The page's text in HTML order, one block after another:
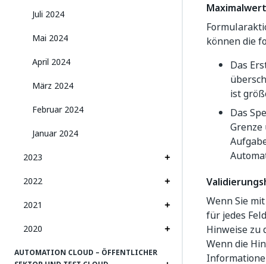
Juli 2024
Mai 2024
April 2024
März 2024
Februar 2024
Januar 2024
2023
2022
2021
2020
AUTOMATION CLOUD – ÖFFENTLICHER
können die
Das
ist
Das
Wenn Sie
für jedes
Hinweise zu
Wenn die